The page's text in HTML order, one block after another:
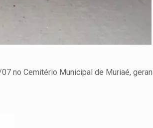
no Cemitério Municipal de Muriaé,